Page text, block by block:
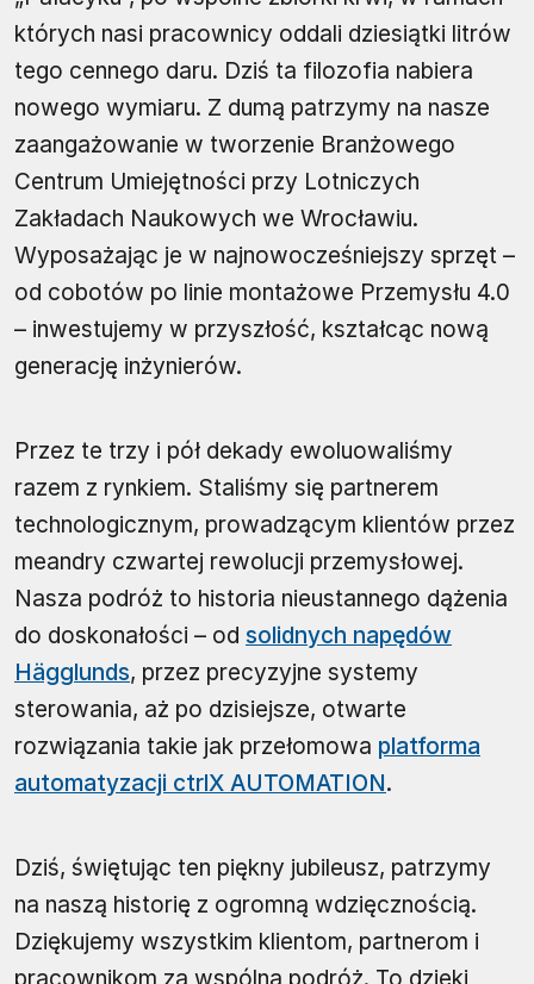
których nasi pracownicy oddali dziesiątki litrów
tego cennego daru. Dziś ta filozofia nabiera
nowego wymiaru. Z dumą patrzymy na nasze
zaangażowanie w tworzenie Branżowego
Centrum Umiejętności przy Lotniczych
Zakładach Naukowych we Wrocławiu.
Wyposażając je w najnowocześniejszy sprzęt –
od cobotów po linie montażowe Przemysłu 4.0
– inwestujemy w przyszłość, kształcąc nową
generację inżynierów.
Przez te trzy i pół dekady ewoluowaliśmy
razem z rynkiem. Staliśmy się partnerem
technologicznym, prowadzącym klientów przez
meandry czwartej rewolucji przemysłowej.
Nasza podróż to historia nieustannego dążenia
do doskonałości – od solidnych napędów
Hägglunds, przez precyzyjne systemy
sterowania, aż po dzisiejsze, otwarte
rozwiązania takie jak przełomowa platforma
automatyzacji ctrlX AUTOMATION.
Dziś, świętując ten piękny jubileusz, patrzymy
na naszą historię z ogromną wdzięcznością.
Dziękujemy wszystkim klientom, partnerom i
pracownikom za wspólną podróż. To dzięki